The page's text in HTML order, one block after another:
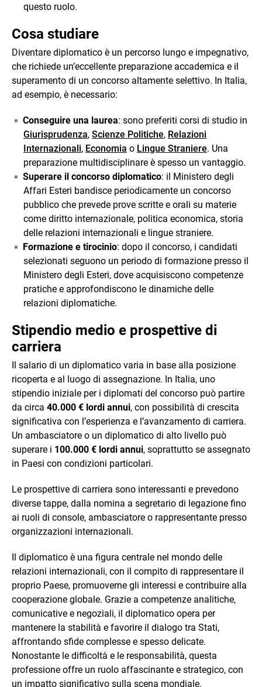
questo ruolo.
Cosa studiare
Diventare diplomatico è un percorso lungo e impegnativo,
che richiede un’eccellente preparazione accademica e il
superamento di un concorso altamente selettivo. In Italia,
ad esempio, è necessario:
Conseguire una laurea: sono preferiti corsi di studio in
Giurisprudenza, Scienze Politiche, Relazioni
Internazionali, Economia o Lingue Straniere. Una
preparazione multidisciplinare è spesso un vantaggio.
Superare il concorso diplomatico: il Ministero degli
Affari Esteri bandisce periodicamente un concorso
pubblico che prevede prove scritte e orali su materie
come diritto internazionale, politica economica, storia
delle relazioni internazionali e lingue straniere.
Formazione e tirocinio: dopo il concorso, i candidati
selezionati seguono un periodo di formazione presso il
Ministero degli Esteri, dove acquisiscono competenze
pratiche e approfondiscono le dinamiche delle
relazioni diplomatiche.
Stipendio medio e prospettive di
carriera
Il salario di un diplomatico varia in base alla posizione
ricoperta e al luogo di assegnazione. In Italia, uno
stipendio iniziale per i diplomati del concorso può partire
da circa 40.000 € lordi annui, con possibilità di crescita
significativa con l’esperienza e l’avanzamento di carriera.
Un ambasciatore o un diplomatico di alto livello può
superare i 100.000 € lordi annui, soprattutto se assegnato
in Paesi con condizioni particolari.
Le prospettive di carriera sono interessanti e prevedono
diverse tappe, dalla nomina a segretario di legazione fino
ai ruoli di console, ambasciatore o rappresentante presso
organizzazioni internazionali.
Il diplomatico è una figura centrale nel mondo delle
relazioni internazionali, con il compito di rappresentare il
proprio Paese, promuoverne gli interessi e contribuire alla
cooperazione globale. Grazie a competenze analitiche,
comunicative e negoziali, il diplomatico opera per
mantenere la stabilità e favorire il dialogo tra Stati,
affrontando sfide complesse e spesso delicate.
Nonostante le difficoltà e le responsabilità, questa
professione offre un ruolo affascinante e strategico, con
un impatto significativo sulla scena mondiale.